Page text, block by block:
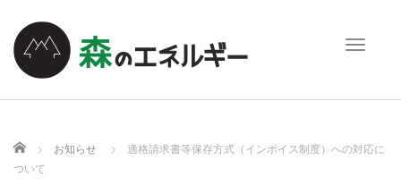
T
e
ホーム お知らせ
適格請求書等保存方式（インボイス制度）への対応に
ついて